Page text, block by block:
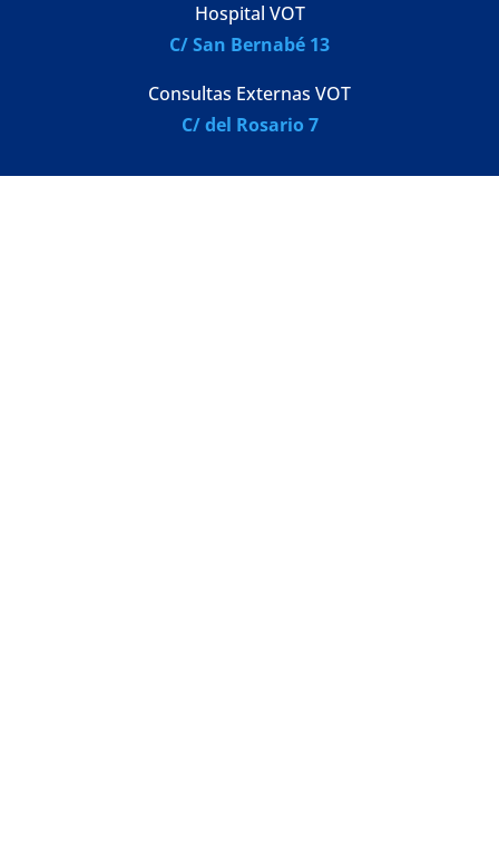
Hospital VOT
C/ San Bernabé 13
Consultas Externas VOT
C/ del Rosario 7